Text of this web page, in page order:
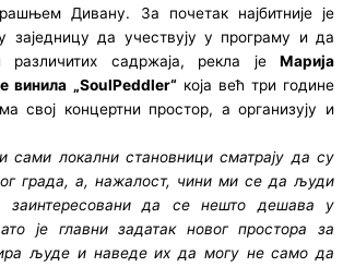
Дивану. За почетак најбитније је
заједницу да учествују у програму и да
различитих садржаја, рекла је Марија
винила „SoulPeddler“која већ три године
свој концертни простор, а организују и
сами локални становници сматрају да су
града, а, нажалост, чини ми се да људи
заинтересовани да се нешто дешава у
је главни задатак новог простора за
људе и наведе их да могу не само да